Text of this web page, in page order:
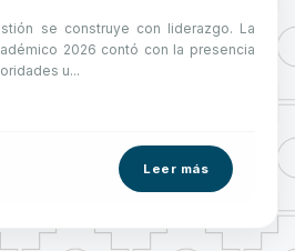
se construye con liderazgo. La
2026 contó con la presencia
u...
Leer más